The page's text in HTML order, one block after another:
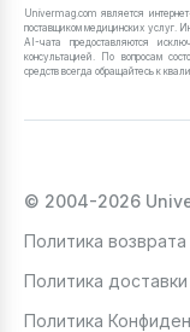
Univermag.com является
поставщиком медицинских услуг.
AI-чата предоставляются
консультацией. По вопросам
средств всегда обращайтесь к
© 2004-2026
Политика возврата
Политика доставки
Политика